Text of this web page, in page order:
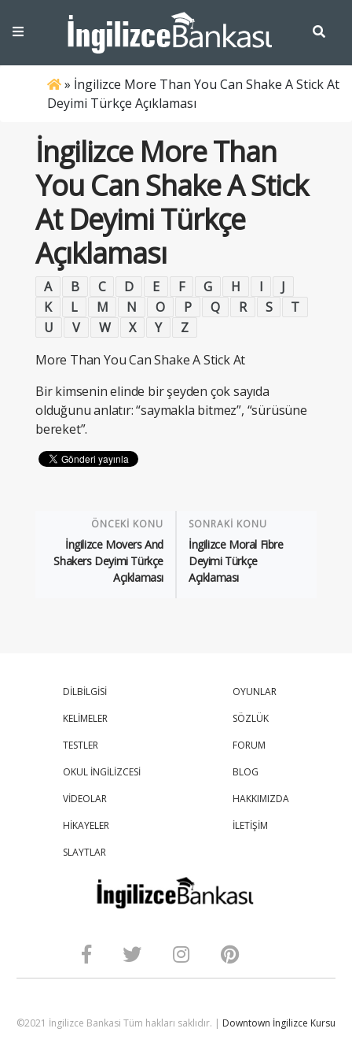
» İngilizce More Than You Can Shake A Stick At
Deyimi Türkçe Açıklaması
İngilizce More Than
You Can Shake A Stick
At Deyimi Türkçe
Açıklaması
A B C D E F G H I
J
K
L M N O P Q R S
T
U
V W X Y
Z
More Than You Can Shake A Stick At
Bir kimsenin elinde bir şeyden çok sayıda
olduğunu anlatır: “saymakla bitmez”, “sürüsüne
bereket”.
ÖNCEKİ KONU
İngilizce Movers And
Shakers Deyimi Türkçe
Açıklaması
SONRAKİ KONU
İngilizce Moral Fibre
Deyimi Türkçe
Açıklaması
DİLBİLGİSİ
KELİMELER
TESTLER
OKUL İNGİLİZCESİ
VİDEOLAR
HİKAYELER
SLAYTLAR
OYUNLAR
SÖZLÜK
FORUM
BLOG
HAKKIMIZDA
İLETİŞİM
©2021 İngilizce Bankasi Tüm hakları saklıdır. | Downtown İngilizce Kursu